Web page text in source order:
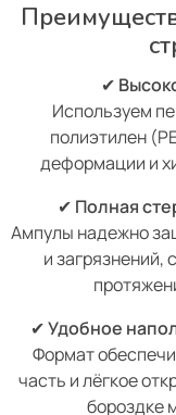
✔
Используем
полиэтилен
деформации и
✔ Полная
Ампулы надежно
и загрязнений,
✔Удобное
Формат
часть и лёгкое
бороздке